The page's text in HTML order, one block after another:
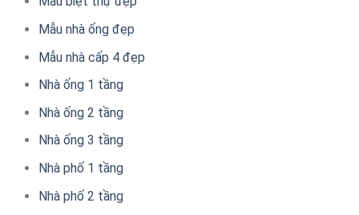
Mẫu nhà ống đẹp
Mẫu nhà cấp 4 đẹp
Nhà ống 1 tầng
Nhà ống 2 tầng
Nhà ống 3 tầng
Nhà phố 1 tầng
Nhà phố 2 tầng